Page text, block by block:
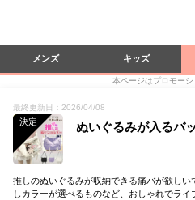
メンズ キッズ
本ページはプロモー
最終更新日：2026/04/08
決定 ぬいぐるみが入るバ
推しのぬいぐるみが収納できる痛バが欲し
しカラーが選べるものなど、おしゃれでラ